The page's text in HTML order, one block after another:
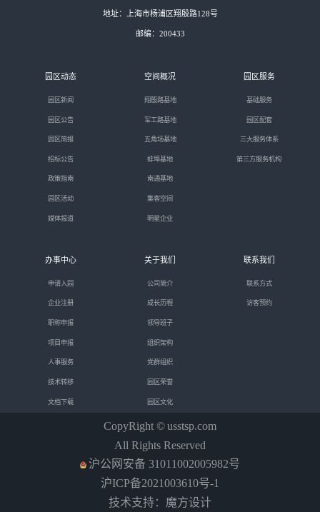
地址：上海市杨浦区翔殷路128号
邮编：200433
园区动态
园区新闻
园区公告
园区简报
招标公告
政策指南
园区活动
媒体报道
空间概况
翔殷路基地
军工路基地
五角场基地
蚌埠基地
南通基地
集客空间
明星企业
园区服务
基础服务
园区配套
三大服务体系
第三方服务机构
办事中心
申请入园
企业注册
职称申报
项目申报
人事服务
技术转移
文档下载
关于我们
公司简介
成长历程
领导班子
组织架构
党群组织
园区荣誉
园区文化
联系我们
联系方式
访客预约
CopyRight ©usstsp.com
All Rights Reserved
沪公网安备 31011002005982号
沪ICP备2021003610号-1
技术支持：魔方设计